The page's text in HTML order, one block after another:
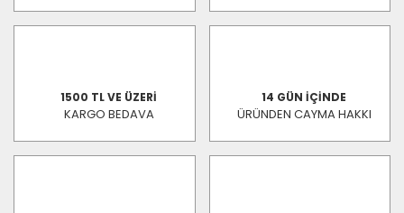
1500 TL VE ÜZERİ
KARGO BEDAVA
14 GÜN İÇİNDE
ÜRÜNDEN CAYMA HAKKI